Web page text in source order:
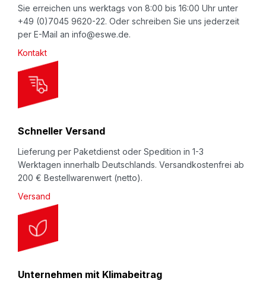
w
s
e
t
e
r
Sie erreichen uns werktags von 8:00 bis 16:00 Uhr unter
+49 (0)7045 9620-22. Oder schreiben Sie uns jederzeit
per E-Mail an info@eswe.de.
Kontakt
Schneller Versand
Lieferung per Paketdienst oder Spedition in 1-3
Werktagen innerhalb Deutschlands. Versandkostenfrei ab
200 € Bestellwarenwert (netto).
Versand
Unternehmen mit Klimabeitrag